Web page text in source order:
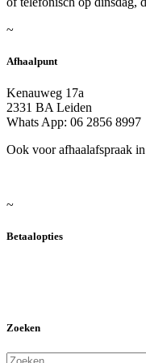
~
Afhaalpunt
Kenauweg 17a
2331 BA Leiden
Whats App: 06 2856 8997
Ook voor afhaalafspraak
~
Betaalopties
Zoeken